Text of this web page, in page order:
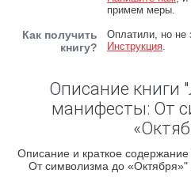
примем меры.
Как получить
книгу?
Оплатили, но не
Инструкция.
Описание книги
манифесты: От
Описание и краткое
От символизма до «Октября»"